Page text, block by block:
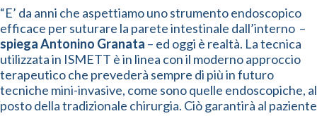
“E’ da anni che aspettiamo uno strumento endoscopico
efficace per suturare la parete intestinale dall’interno –
spiega Antonino Granata – ed oggi è realtà. La tecnica
utilizzata in ISMETT è in linea con il moderno approccio
terapeutico che prevederà sempre di più in futuro
tecniche mini-invasive, come sono quelle endoscopiche, al
posto della tradizionale chirurgia. Ciò garantirà al paziente